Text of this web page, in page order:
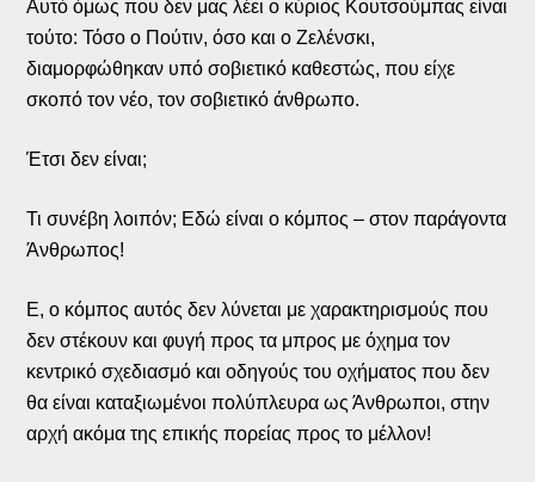
Αυτό όμως που δεν μας λέει ο κύριος Κουτσούμπας είναι
τούτο: Τόσο ο Πούτιν, όσο και ο Ζελένσκι,
διαμορφώθηκαν υπό σοβιετικό καθεστώς, που είχε
σκοπό τον νέο, τον σοβιετικό άνθρωπο.
Έτσι δεν είναι;
Τι συνέβη λοιπόν; Εδώ είναι ο κόμπος – στον παράγοντα
Άνθρωπος!
Ε, ο κόμπος αυτός δεν λύνεται με χαρακτηρισμούς που
δεν στέκουν και φυγή προς τα μπρος με όχημα τον
κεντρικό σχεδιασμό και οδηγούς του οχήματος που δεν
θα είναι καταξιωμένοι πολύπλευρα ως Άνθρωποι, στην
αρχή ακόμα της επικής πορείας προς το μέλλον!